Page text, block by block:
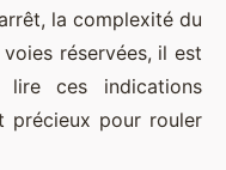
la complexité du
réservées, il est
ces indications
précieux pour rouler